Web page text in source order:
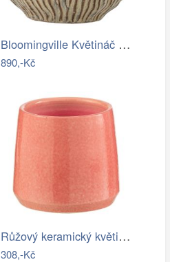
Bloomingville Květináč Dua Ø 19 cm
890,-Kč
Růžový keramický květináč J-line Asol…
308,-Kč